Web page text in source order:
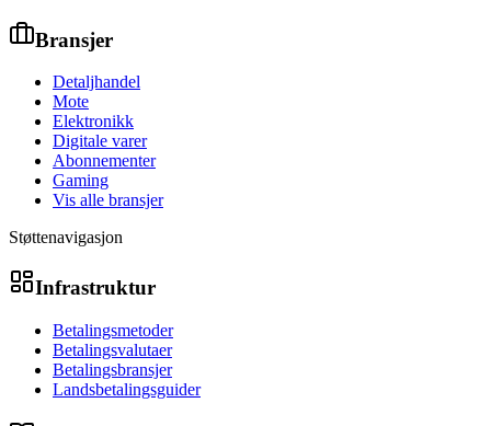
Bransjer
Detaljhandel
Mote
Elektronikk
Digitale varer
Abonnementer
Gaming
Vis alle bransjer
Støttenavigasjon
Infrastruktur
Betalingsmetoder
Betalingsvalutaer
Betalingsbransjer
Landsbetalingsguider